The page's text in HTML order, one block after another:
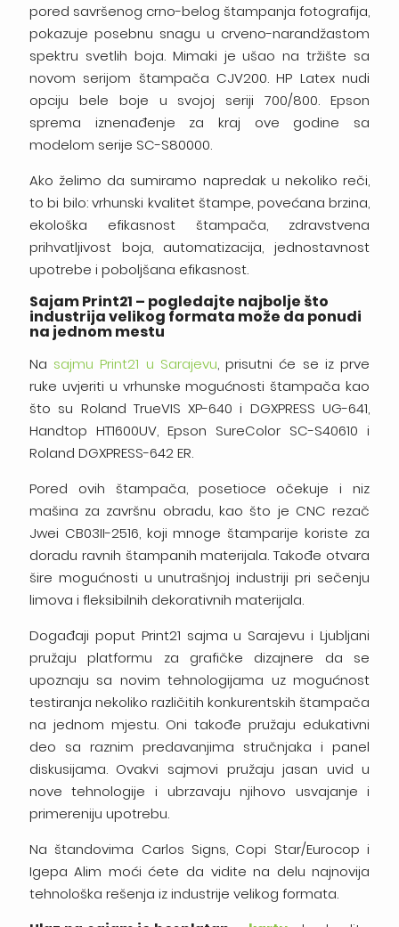
pored savršenog crno-belog štampanja fotografija,
pokazuje posebnu snagu u crveno-narandžastom
spektru svetlih boja. Mimaki je ušao na tržište sa
novom serijom štampača CJV200. HP Latex nudi
opciju bele boje u svojoj seriji 700/800. Epson
sprema iznenađenje za kraj ove godine sa
modelom serije SC-S80000.
Ako želimo da sumiramo napredak u nekoliko reči,
to bi bilo: vrhunski kvalitet štampe, povećana brzina,
ekološka efikasnost štampača, zdravstvena
prihvatljivost boja, automatizacija, jednostavnost
upotrebe i poboljšana efikasnost.
Sajam Print21 – pogledajte najbolje što
industrija velikog formata može da ponudi
na jednom mestu
Na sajmu Print21 u Sarajevu, prisutni će se iz prve
ruke uvjeriti u vrhunske mogućnosti štampača kao
što su Roland TrueVIS XP-640 i DGXPRESS UG-641,
Handtop HT1600UV, Epson SureColor SC-S40610 i
Roland DGXPRESS-642 ER.
Pored ovih štampača, posetioce očekuje i niz
mašina za završnu obradu, kao što je CNC rezač
Jwei CB03II-2516, koji mnoge štamparije koriste za
doradu ravnih štampanih materijala. Takođe otvara
šire mogućnosti u unutrašnjoj industriji pri sečenju
limova i fleksibilnih dekorativnih materijala.
Događaji poput Print21 sajma u Sarajevu i Ljubljani
pružaju platformu za grafičke dizajnere da se
upoznaju sa novim tehnologijama uz mogućnost
testiranja nekoliko različitih konkurentskih štampača
na jednom mjestu. Oni takođe pružaju edukativni
deo sa raznim predavanjima stručnjaka i panel
diskusijama. Ovakvi sajmovi pružaju jasan uvid u
nove tehnologije i ubrzavaju njihovo usvajanje i
primereniju upotrebu.
Na štandovima Carlos Signs, Copi Star/Eurocop i
Igepa Alim moći ćete da vidite na delu najnovija
tehnološka rešenja iz industrije velikog formata.